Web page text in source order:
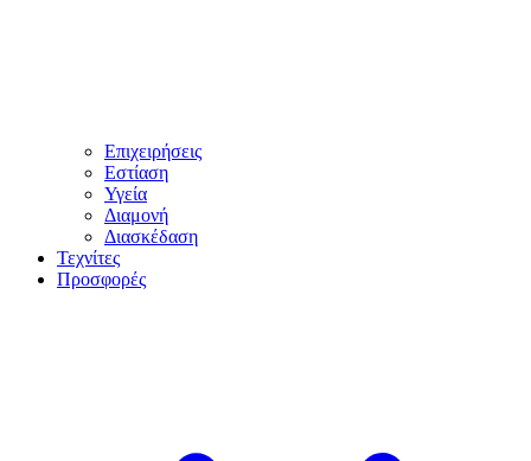
Επιχειρήσεις
Εστίαση
Υγεία
Διαμονή
Διασκέδαση
Τεχνίτες
Προσφορές